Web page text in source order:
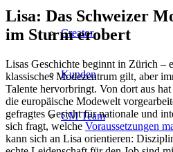
Creator
Kunden
CM Team
Lisa: Das Schweizer
im Sturm erobert
Lisas Geschichte beginnt in Zürich –
klassisches Modezentrum gilt, aber
Talente hervorbringt. Von dort aus
die europäische Modewelt
gefragtes Gesicht für nationale und
sich fragt, welche Voraussetzungen
kann sich an Lisa orientieren: